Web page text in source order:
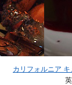
カリフォルニア